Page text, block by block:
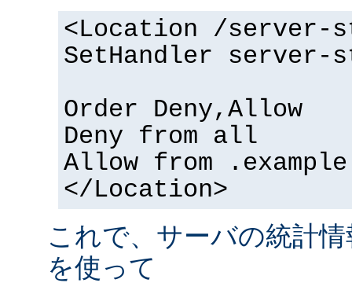
<Location /server-
SetHandler server-
Order Deny,Allow
Deny from all
Allow from
</Location>
これで、サーバの統計
を使って